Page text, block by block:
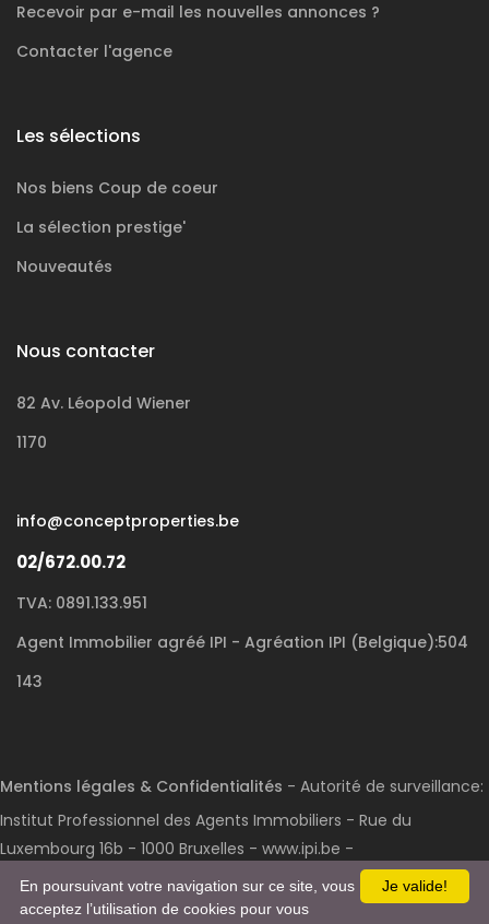
Recevoir par e-mail les nouvelles annonces ?
Contacter l'agence
Les sélections
Nos biens Coup de coeur
La sélection prestige'
Nouveautés
Nous contacter
82 Av. Léopold Wiener
1170
info@conceptproperties.be
02/672.00.72
TVA: 0891.133.951
Agent Immobilier agréé IPI - Agréation IPI (Belgique):504
143
Mentions légales & Confidentialités - Autorité de surveillance:
Institut Professionnel des Agents Immobiliers - Rue du
Luxembourg 16b - 1000 Bruxelles - www.ipi.be -
Code déontologie- RC professionnelle et cautionnement via
AXA Belgium S.A. : n° police 730.390.160
Je valide!
En poursuivant votre navigation sur ce site, vous
acceptez l’utilisation de cookies pour vous